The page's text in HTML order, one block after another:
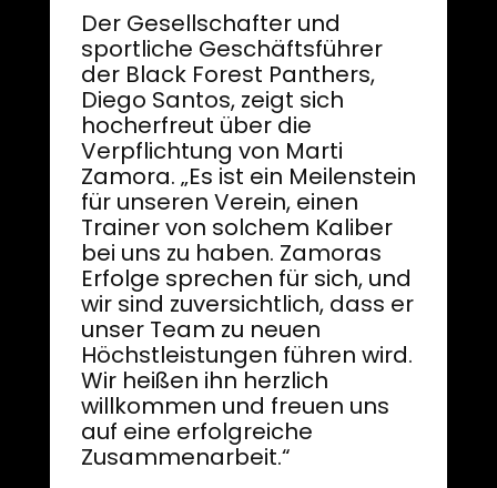
Der Gesellschafter und
sportliche Geschäftsführer
der Black Forest Panthers,
Diego Santos, zeigt sich
hocherfreut über die
Verpflichtung von Marti
Zamora. „Es ist ein Meilenstein
für unseren Verein, einen
Trainer von solchem Kaliber
bei uns zu haben. Zamoras
Erfolge sprechen für sich, und
wir sind zuversichtlich, dass er
unser Team zu neuen
Höchstleistungen führen wird.
Wir heißen ihn herzlich
willkommen und freuen uns
auf eine erfolgreiche
Zusammenarbeit.“